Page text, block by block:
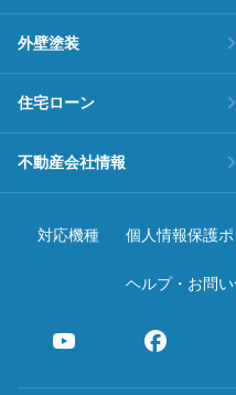
外壁塗装
住宅ローン
不動産会社情報
対応機種 個人情報保護
ヘルプ・お問